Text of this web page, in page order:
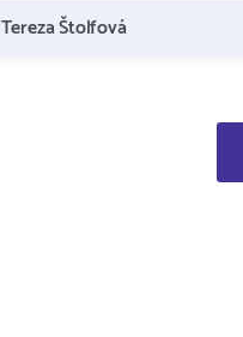
Tereza Štolfová